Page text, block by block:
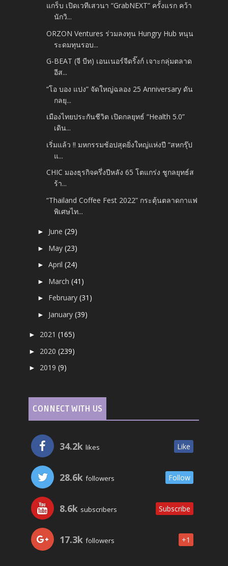
แกร็บ เปิดเวทีเสวนา “GrabNEXT” ครั้งแรก คว้า
นักวิ...
ORZON Ventures ร่วมลงทุน Hungry Hub หนุน
ระดมทุนรอบ...
G-BEAT (จี บีท) เอนเนอร์จีดริ๊งก์ เจาะกลุ่มตลาด
อีส...
“โอ บอง แปง” จัดใหญ่ฉลอง 25 Anniversary ดัน
กลยุ...
เมืองไทยประกันชีวิต เปิดกลยุทธ์ “Health 5.0”
เดิน...
เริ่มแล้ว !! มหกรรมช้อปสุดยิ่งใหญ่แห่งปี “สหกรุ๊ป
แ...
CHIC มองธุรกิจครึ่งปีหลัง 65 โตแกร่ง ชูกลยุทธ์ส
ร้า...
“Thailand Coffee Fest 2022” กระตุ้นตลาดกาแฟ
พิเศษไท...
► June(29)
► May(23)
►April(24)
► March(41)
► February(31)
► January(39)
► 2021(165)
► 2020(239)
► 2019(9)
CONNECT WITH US
34.2k likes Like
28.6k followers Follow
8.6k subscribers Subscribe
17.3k followers +1